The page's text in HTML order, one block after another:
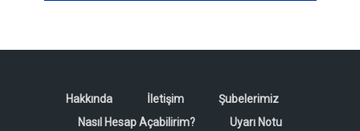
Hakkında İletişim
Şubelerimiz
Nasıl Hesap Açabilirim?
Uyarı Notu